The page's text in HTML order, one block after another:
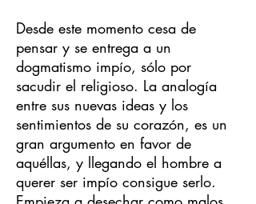
Desde este momento cesa de
pensar y se entrega a un
dogmatismo impío, sólo por
sacudir el religioso. La analogía
entre sus nuevas ideas y los
sentimientos de su corazón, es un
gran argumento en favor de
aquéllas, y llegando el hombre a
querer ser impío consigue serlo.